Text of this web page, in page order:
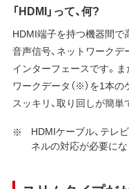
「HDMI」って、何?
HDMI端子を持つ機器間
音声信号、ネットワークデ
インターフェースです。
ワークデータ（※）を1本
スッキリ、取り回しが簡単
HDMIケーブル、テレ
ネルの対応が必要にな